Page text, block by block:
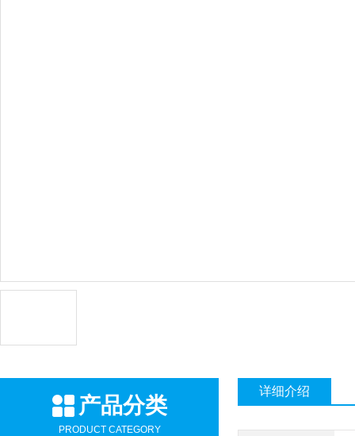
产品分类
PRODUCT CATEGORY
详细介绍